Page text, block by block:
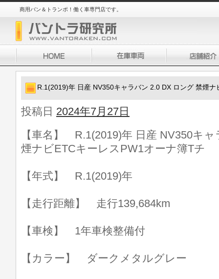
商用バン＆トランポ！働く車専門店です。
R.1(2019)年 日産 NV350キャラバン 2.0 DX ロング 禁煙
投稿日 2024年7月27日
【車名】 R.1(2019)年 日産 NV350キ
煙ナビETCキーレスPW1オーナ簿Tチ
【年式】 R.1(2019)年
【走行距離】 走行139,684km
【車検】 1年車検整備付
【カラー】 ダークメタルグレー